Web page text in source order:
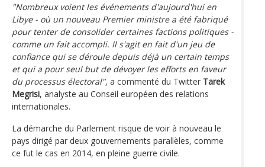
"Nombreux voient les événements d'aujourd'hui en
Libye - où un nouveau Premier ministre a été fabriqué
pour tenter de consolider certaines factions politiques -
comme un fait accompli. Il s'agit en fait d'un jeu de
confiance qui se déroule depuis déjà un certain temps
et qui a pour seul but de dévoyer les efforts en faveur
du processus électoral", a commenté du Twitter Tarek
Megrisi, analyste au Conseil européen des relations
internationales.
La démarche du Parlement risque de voir à nouveau le
pays dirigé par deux gouvernements parallèles, comme
ce fut le cas en 2014, en pleine guerre civile.